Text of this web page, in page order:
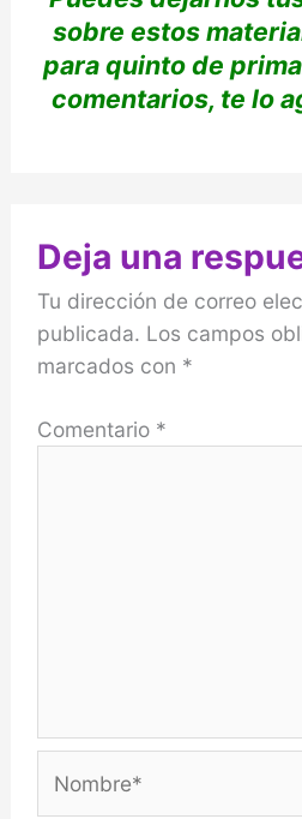
sobre estos
para quinto de
comentarios, te lo
Deja una
Tu dirección de correo
publicada. Los campos
marcados con *
Comentario *